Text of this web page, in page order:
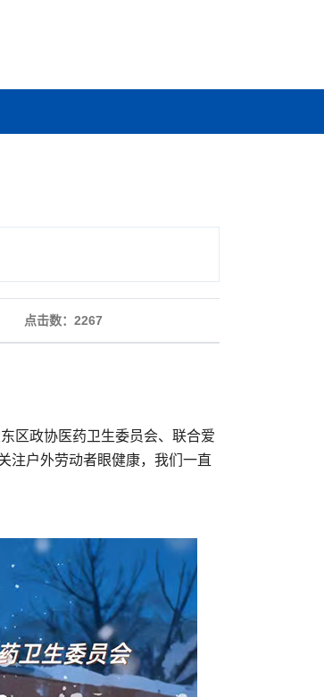
点击数： 2267
区政协医药卫生委员会、联合爱
注户外劳动者眼健康，我们一直